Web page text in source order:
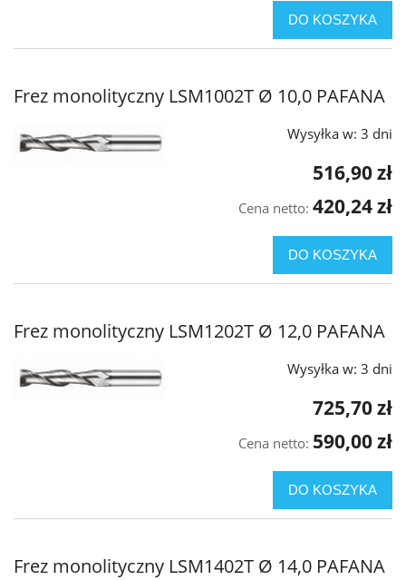
DO KOSZYKA
Frez monolityczny LSM1002T Ø 10,0 PAFANA
Wysyłka w: 3 dni
516,90 zł
Cena netto: 420,24 zł
DO KOSZYKA
Frez monolityczny LSM1202T Ø 12,0 PAFANA
Wysyłka w: 3 dni
725,70 zł
Cena netto: 590,00 zł
DO KOSZYKA
Frez monolityczny LSM1402T Ø 14,0 PAFANA